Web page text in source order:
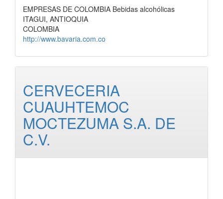
EMPRESAS DE COLOMBIA Bebidas alcohólicas
ITAGUI, ANTIOQUIA
COLOMBIA
http://www.bavaria.com.co
CERVECERIA
CUAUHTEMOC
MOCTEZUMA S.A. DE
C.V.